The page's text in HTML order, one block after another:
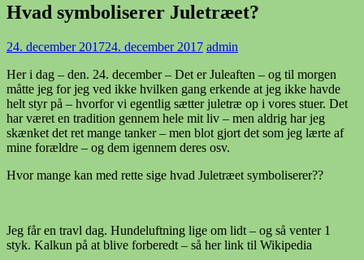
Hvad symboliserer Juletræet?
24. december 201724. december 2017 admin
Her i dag – den. 24. december – Det er Juleaften – og til morgen
måtte jeg for jeg ved ikke hvilken gang erkende at jeg ikke havde
helt styr på – hvorfor vi egentlig sætter juletræ op i vores stuer. Det
har været en tradition gennem hele mit liv – men aldrig har jeg
skænket det ret mange tanker – men blot gjort det som jeg lærte af
mine forældre – og dem igennem deres osv.
Hvor mange kan med rette sige hvad Juletræet symboliserer??
Jeg får en travl dag. Hundeluftning lige om lidt – og så venter 1
styk. Kalkun på at blive forberedt – så her link til Wikipedia